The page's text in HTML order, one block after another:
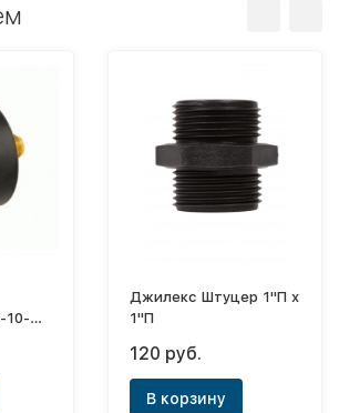
10-
Джилекс Штуцер 1"П х
1"П
120 руб.
В корзину